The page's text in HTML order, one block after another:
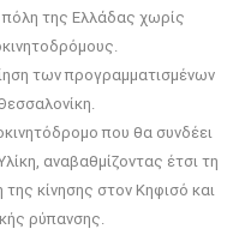
πόλη της Ελλάδας χωρίς
των προγραμματισμένων
που θα συνδέει
αναβαθμίζοντας έτσι τη
κίνησης στον Κηφισό και
ρύπανσης.